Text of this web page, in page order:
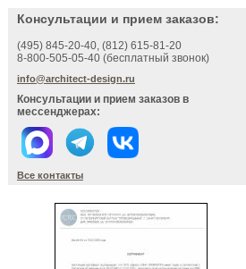
Консультации и прием заказов:
(495) 845-20-40, (812) 615-81-20
8-800-505-05-40 (бесплатный звонок)
info@architect-design.ru
Консультации и прием заказов в
мессенджерах:
Все контакты